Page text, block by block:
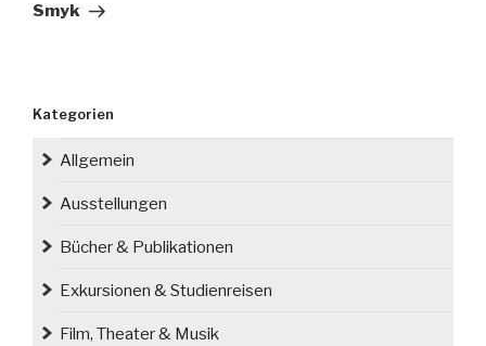
Smyk
Kategorien
Allgemein
Ausstellungen
Bücher & Publikationen
Exkursionen & Studienreisen
Film, Theater & Musik